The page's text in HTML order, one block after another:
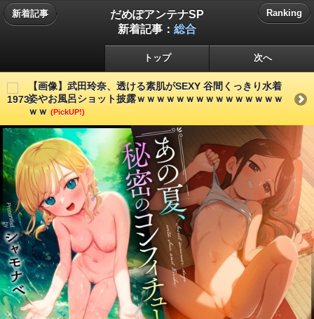
新着記事
だめぽアンテナSP
新着記事： 総合
Ranking
トップ 次へ
【画像】武田玲奈、透ける素肌がSEXY 谷間くっきり水着
姿やお風呂ショット披露ｗｗｗｗｗｗｗｗｗｗｗｗｗｗｗ
ｗｗ (PickUP!)